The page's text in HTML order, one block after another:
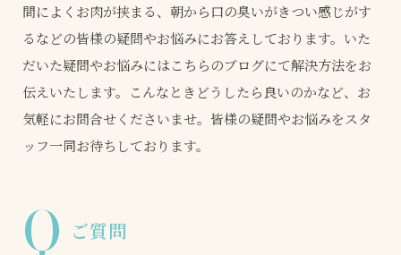
間によくお肉が挟まる、朝から口の臭いがきつい感じがす
るなどの皆様の疑問やお悩みにお答えしております。いた
だいた疑問やお悩みにはこちらのブログにて解決方法をお
伝えいたします。こんなときどうしたら良いのかなど、お
気軽にお問合せくださいませ。皆様の疑問やお悩みをスタ
ッフ一同お待ちしております。
Q ご質問